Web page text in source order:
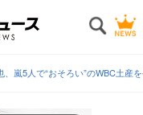
、嵐5人で“おそろい”のWBC土産